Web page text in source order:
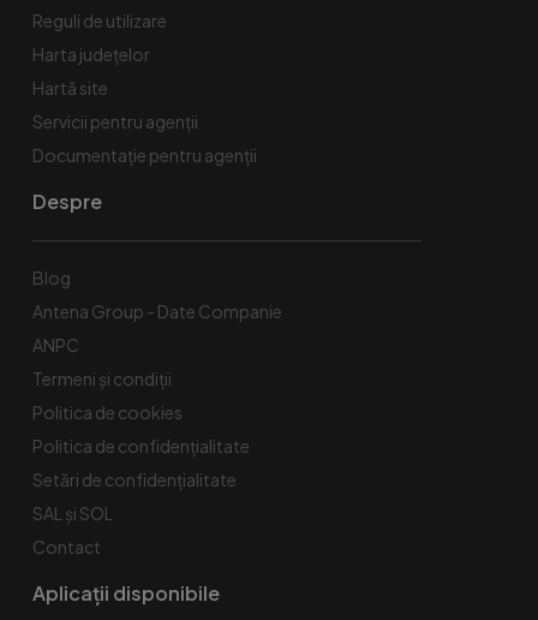
Reguli de utilizare
Harta județelor
Hartă site
Servicii pentru agenții
Documentație pentru agenții
Despre
Blog
Antena Group - Date Companie
ANPC
Termeni și condiții
Politica de cookies
Politica de confidențialitate
Setări de confidențialitate
SAL și SOL
Contact
Aplicații disponibile